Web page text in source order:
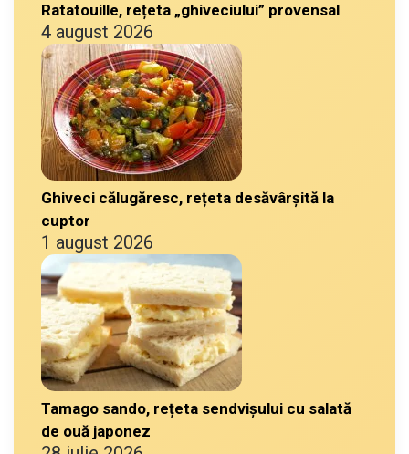
Ratatouille, rețeta „ghiveciului” provensal
4 august 2026
Ghiveci călugăresc, rețeta desăvârșită la
cuptor
1 august 2026
Tamago sando, rețeta sendvișului cu salată
de ouă japonez